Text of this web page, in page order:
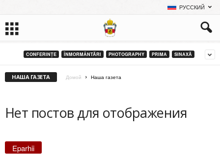
РУССКИЙ
CONFERINȚE ÎNMORMÂNTĂRI PHOTOGRAPHY PRIMA SINAXĂ
НАША ГАЗЕТА Домой Наша газета
Нет постов для отображения
Eparhii